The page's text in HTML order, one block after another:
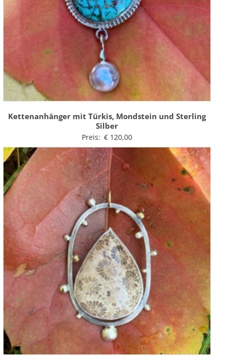
Kettenanhänger mit Türkis, Mondstein und Sterling
Silber
Preis: €120,00